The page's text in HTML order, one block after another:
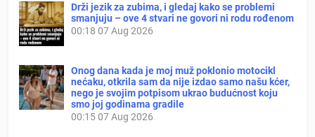
Drži jezik za zubima, i gledaj kako se problemi
smanjuju – ove 4 stvari ne govori ni rodu rođenom
00:18 07 Aug 2026
Onog dana kada je moj muž poklonio motocikl
nećaku, otkrila sam da nije izdao samo našu kćer,
nego je svojim potpisom ukrao budućnost koju
smo joj godinama gradile
00:1507 Aug 2026